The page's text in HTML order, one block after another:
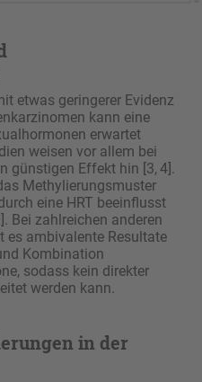
etwas geringerer ­Evidenz
kann eine
erwartet
weisen vor allem bei
günstigen Effekt hin [3, 4].
­Methylierungsmuster
eine HRT beeinflusst
Bei zahlreichen anderen
es ambivalente Resultate
Kombination
sodass kein direkter
werden kann.
in der